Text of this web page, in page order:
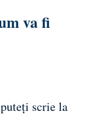
va fi
scrie la